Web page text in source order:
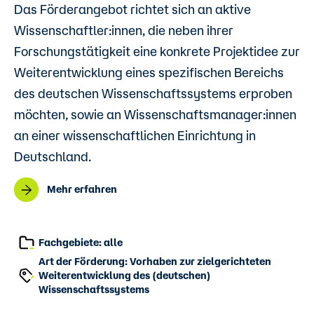
Das Förderangebot richtet sich an aktive
Wissenschaftler:innen, die neben ihrer
Forschungstätigkeit eine konkrete Projektidee zur
Weiterentwicklung eines spezifischen Bereichs
des deutschen Wissenschaftssystems erproben
möchten, sowie an Wissenschaftsmanager:innen
an einer wissenschaftlichen Einrichtung in
Deutschland.
Mehr erfahren
Fachgebiete: alle
Art der Förderung: Vorhaben zur zielgerichteten
Weiterentwicklung des (deutschen)
Wissenschaftssystems